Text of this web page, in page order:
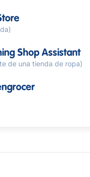
Shop Assistant
de una tienda de ropa)